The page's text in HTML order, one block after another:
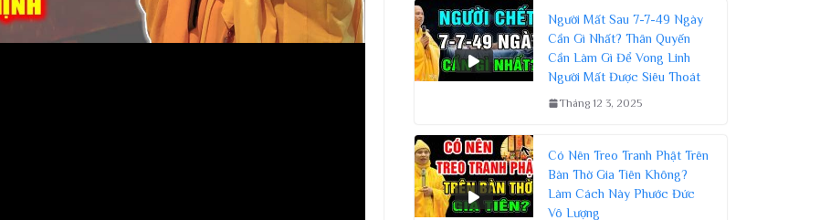
Người Mất Sau 7-7-49 Ngày
Cần Gì Nhất? Thân Quyến
Cần Làm Gì Để Vong Linh
Người Mất Được Siêu Thoát
Tháng 12 3, 2025
Có Nên Treo Tranh Phật Trên
Bàn Thờ Gia Tiên Không?
Làm Cách Này Phước Đức
Vô Lượng